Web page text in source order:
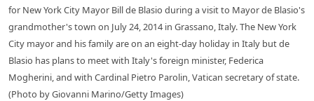
for New York City Mayor Bill de Blasio during a visit to Mayor de Blasio's
grandmother's town on July 24, 2014 in Grassano, Italy. The New York
City mayor and his family are on an eight-day holiday in Italy but de
Blasio has plans to meet with Italy's foreign minister, Federica
Mogherini, and with Cardinal Pietro Parolin, Vatican secretary of state.
(Photo by Giovanni Marino/Getty Images)